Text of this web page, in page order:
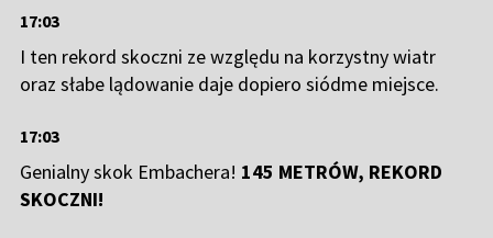
17:03
I ten rekord skoczni ze względu na korzystny wiatr
oraz słabe lądowanie daje dopiero siódme miejsce.
17:03
Genialny skok Embachera! 145 METRÓW, REKORD
SKOCZNI!